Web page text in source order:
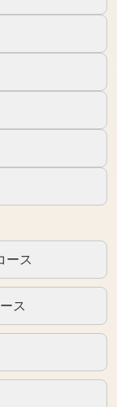
ース
ス